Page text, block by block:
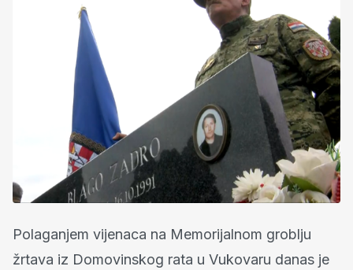
Polaganjem vijenaca na Memorijalnom groblju
žrtava iz Domovinskog rata u Vukovaru danas je